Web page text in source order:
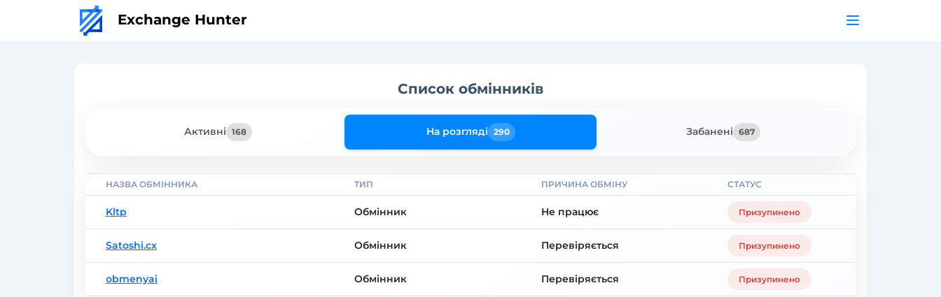
Exchange Hunter
Список обмінників
Активні 168 На розгляді 290 Забанені 687
НАЗВА ОБМІННИКА ТИП ПРИЧИНА ОБМІНУ СТАТУС
Kltp Обмінник Не працює Призупинено
Satoshi.cx Обмінник Перевіряється Призупинено
obmenyai Обмінник Перевіряється Призупинено